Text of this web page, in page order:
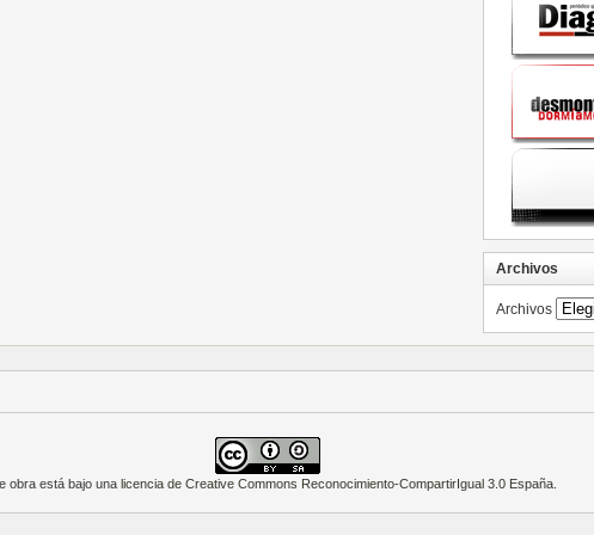
Archivos
Archivos
obra está bajo una licencia de Creative Commons Reconocimiento-CompartirIgual 3.0 España.